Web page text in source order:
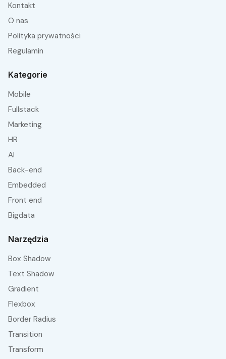
Kontakt
O nas
Polityka prywatności
Regulamin
Kategorie
Mobile
fullstack
Marketing
HR
AI
Back-end
embedded
front end
bigdata
Narzędzia
Box Shadow
Text Shadow
Gradient
Flexbox
Border Radius
Transition
Transform